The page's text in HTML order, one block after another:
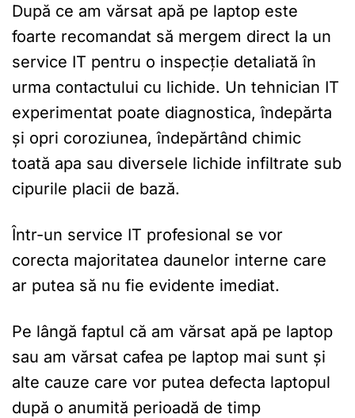
După ce am vărsat apă pe laptop este
foarte recomandat să mergem direct la un
service IT pentru o inspecție detaliată în
urma contactului cu lichide. Un tehnician IT
experimentat poate diagnostica, îndepărta
și opri coroziunea, îndepărtând chimic
toată apa sau diversele lichide infiltrate sub
cipurile placii de bază.
Într-un service IT profesional se vor
corecta majoritatea daunelor interne care
ar putea să nu fie evidente imediat.
Pe lângă faptul că am vărsat apă pe laptop
sau am vărsat cafea pe laptop mai sunt și
alte cauze care vor putea defecta laptopul
după o anumită perioadă de timp